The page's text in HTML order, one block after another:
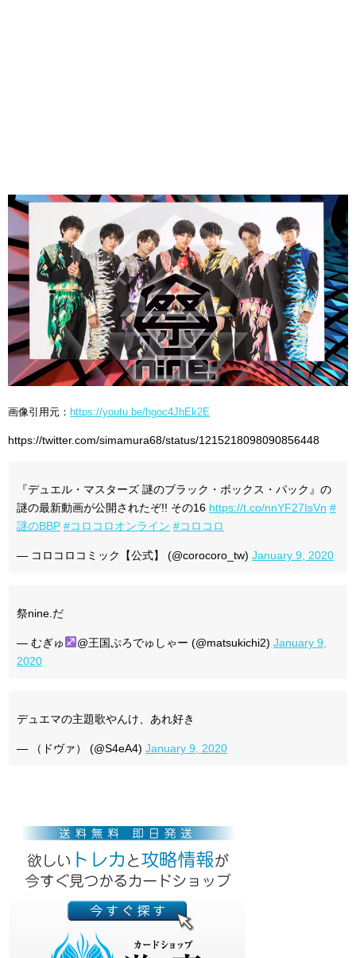
画像引用元： https://youtu.be/hgoc4JhEk2E
https://twitter.com/simamura68/status/1215218098090856448
『デュエル・マスターズ 謎のブラック・ボックス・パック』の
謎の最新動画が公開されたぞ!! その16 https://t.co/nnYF27IsVn #
謎のBBP #コロコロオンライン #コロコロ
— コロコロコミック【公式】 (@corocoro_tw) January 9, 2020
祭nine.だ
— むぎゅ @王国ぷろでゅしゃー (@matsukichi2) January 9,
2020
デュエマの主題歌やんけ、あれ好き
— （ドヴァ） (@S4eA4) January 9, 2020